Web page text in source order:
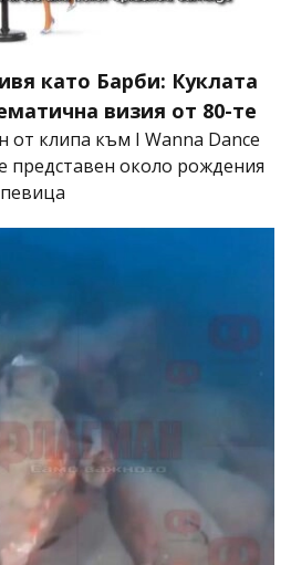
като Барби: Куклата
визия от 80-те
клипа към I Wanna Dance
представен около рождения